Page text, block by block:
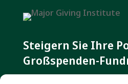
Steigern Sie Ihre
Großspenden-